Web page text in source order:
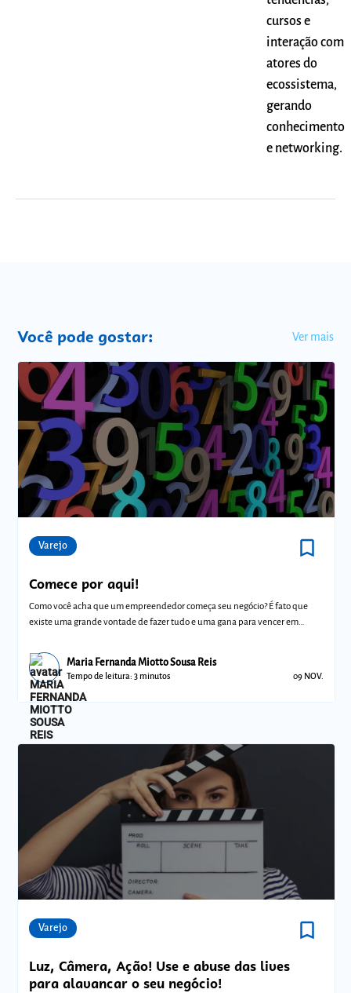
cursos e
interação com
atores do
ecossistema,
gerando
conhecimento
e networking.
Você pode gostar: Ver mais
Varejo bookmark_border
Comece por aqui!
Como você acha que um empreendedor começa seu negócio? É fato que
existe uma grande vontade de fazer tudo e uma gana para vencer em
Maria Fernanda Miotto Sousa Reis
Tempo de leitura: 3 minutos 09 NOV.
Varejo bookmark_border
Luz, Câmera, Ação! Use e abuse das lives
para alavancar o seu negócio!